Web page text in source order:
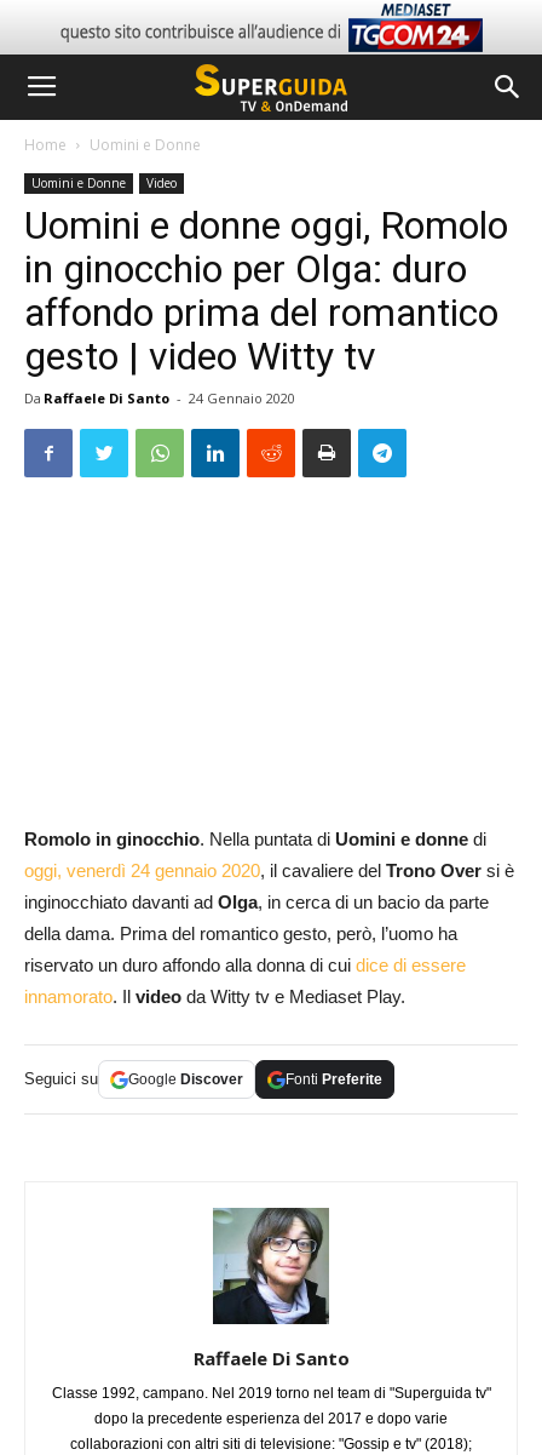
Home Uomini e Donne
Uomini e Donne Video
Uomini e donne oggi, Romolo
in ginocchio per Olga: duro
affondo prima del romantico
gesto | video Witty tv
Da Raffaele Di Santo - 24 Gennaio 2020
Romolo in ginocchio. Nella puntata di Uomini e donne di
oggi, venerdì 24 gennaio 2020, il cavaliere del Trono Over si è
inginocchiato davanti ad Olga, in cerca di un bacio da parte
della dama. Prima del romantico gesto, però, l’uomo ha
riservato un duro affondo alla donna di cui dice di essere
innamorato. Il video da Witty tv e Mediaset Play.
Seguici su Google Discover Fonti Preferite
Raffaele Di Santo
Classe 1992, campano. Nel 2019 torno nel team di "Superguida tv"
dopo la precedente esperienza del 2017 e dopo varie
collaborazioni con altri siti di televisione: "Gossip e tv" (2018);